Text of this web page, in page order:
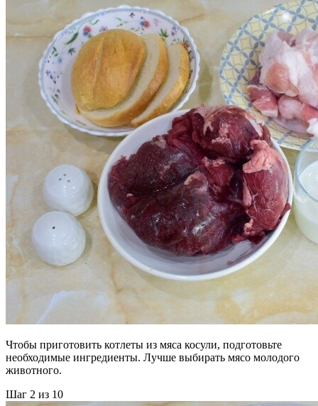
Чтобы приготовить котлеты из мяса косули, подготовьте
необходимые ингредиенты. Лучше выбирать мясо молодого
животного.
Шаг 2 из 10